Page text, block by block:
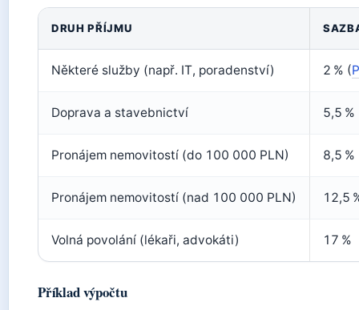
DRUH PŘÍJMU
Některé služby (např. IT, poradenství) 2 % (
Doprava a stavebnictví 5,5 %
Pronájem nemovitostí (do 100 000 PLN) 8,5 %
Pronájem nemovitostí (nad 100 000 PLN) 12,5
Volná povolání (lékaři, advokáti) 17 %
Příklad výpočtu